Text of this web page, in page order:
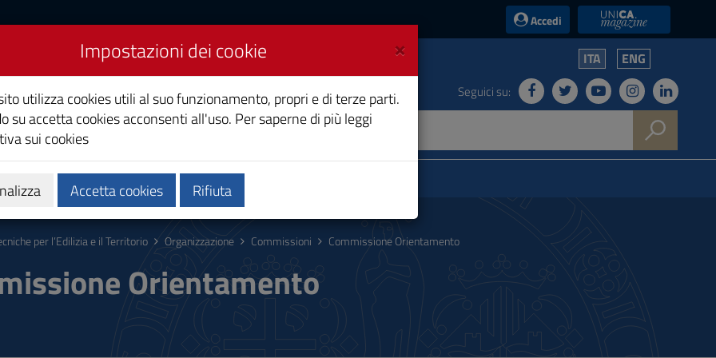
Accedi UniCA News
e il Territorio
ITA ENG
Seguici su:
Calendari e orari Qualità e miglioramento
per l’Edilizia e il Territorio Organizzazione Commissioni Commissione Orientamento
Orientamento
×
Impostazioni dei cookie
utilizza cookies utili al suo funzionamento, propri e di terze parti.
su accetta cookies acconsenti all'uso. Per saperne di più leggi
sui cookies
Accetta cookies Rifiuta